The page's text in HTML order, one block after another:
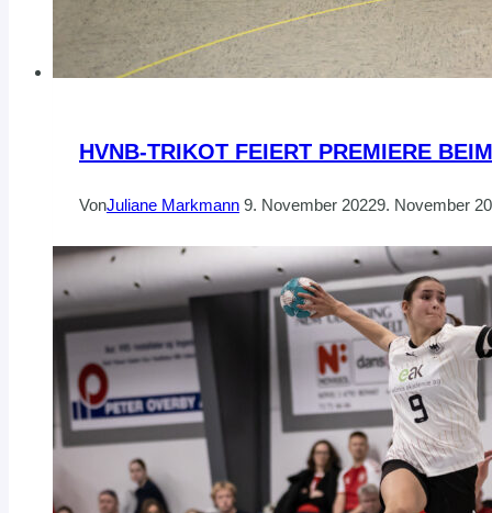
HVNB-TRIKOT FEIERT PREMIERE
VonJuliane Markmann 9. November 20229. November